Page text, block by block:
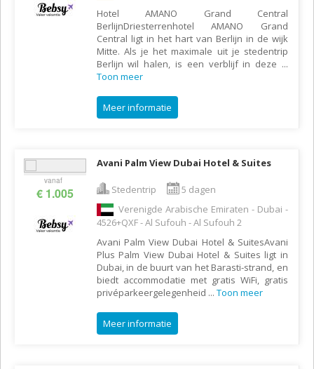
Hotel AMANO Grand Central
BerlijnDriesterrenhotel AMANO Grand
Central ligt in het hart van Berlijn in de wijk
Mitte. Als je het maximale uit je stedentrip
Berlijn wil halen, is een verblijf in deze ...
Toon meer
Meer informatie
vanaf
€ 1.005
Avani Palm View Dubai Hotel & Suites
Stedentrip
5 dagen
Verenigde Arabische Emiraten - Dubai -
4526+QXF - Al Sufouh - Al Sufouh 2
Avani Palm View Dubai Hotel & SuitesAvani
Plus Palm View Dubai Hotel & Suites ligt in
Dubai, in de buurt van het Barasti-strand, en
biedt accommodatie met gratis WiFi, gratis
privéparkeergelegenheid ... Toon meer
Meer informatie